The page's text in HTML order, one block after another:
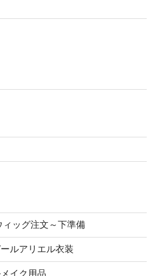
ィッグ注文～下準備
ルアリエル衣装
イク用品